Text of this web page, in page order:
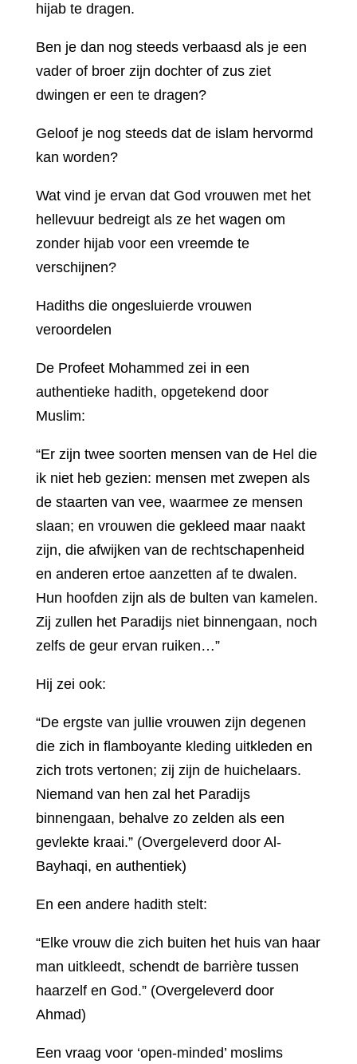
hijab te dragen.
Ben je dan nog steeds verbaasd als je een
vader of broer zijn dochter of zus ziet
dwingen er een te dragen?
Geloof je nog steeds dat de islam hervormd
kan worden?
Wat vind je ervan dat God vrouwen met het
hellevuur bedreigt als ze het wagen om
zonder hijab voor een vreemde te
verschijnen?
Hadiths die ongesluierde vrouwen
veroordelen
De Profeet Mohammed zei in een
authentieke hadith, opgetekend door
Muslim:
“Er zijn twee soorten mensen van de Hel die
ik niet heb gezien: mensen met zwepen als
de staarten van vee, waarmee ze mensen
slaan; en vrouwen die gekleed maar naakt
zijn, die afwijken van de rechtschapenheid
en anderen ertoe aanzetten af ​​te dwalen.
Hun hoofden zijn als de bulten van kamelen.
Zij zullen het Paradijs niet binnengaan, noch
zelfs de geur ervan ruiken…”
Hij zei ook:
“De ergste van jullie vrouwen zijn degenen
die zich in flamboyante kleding uitkleden en
zich trots vertonen; zij zijn de huichelaars.
Niemand van hen zal het Paradijs
binnengaan, behalve zo zelden als een
gevlekte kraai.” (Overgeleverd door Al-
Bayhaqi, en authentiek)
En een andere hadith stelt:
“Elke vrouw die zich buiten het huis van haar
man uitkleedt, schendt de barrière tussen
haarzelf en God.” (Overgeleverd door
Ahmad)
Een vraag voor ‘open-minded’ moslims